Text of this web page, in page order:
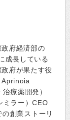
府経済部の
成長している
府が果たす役
Aprinoia
療薬開発）
ミラー）CEO
創業ストーリ